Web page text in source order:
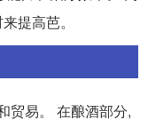
提高芭。
贸易。 在酿酒部分,